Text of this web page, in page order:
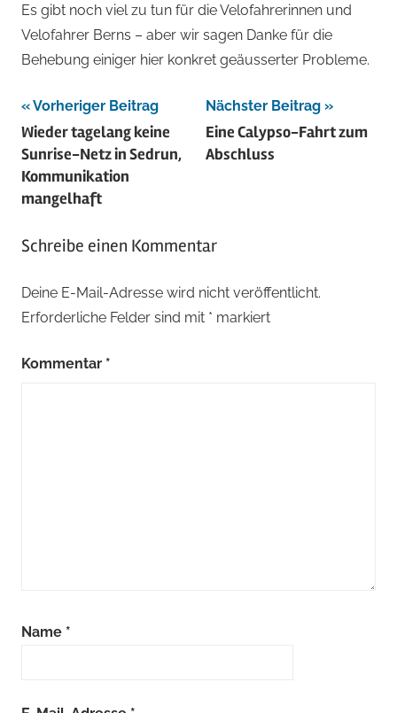
Es gibt noch viel zu tun für die Velofahrerinnen und
Velofahrer Berns – aber wir sagen Danke für die
Behebung einiger hier konkret geäusserter Probleme.
Beitragsnavigation
Vorheriger Beitrag
Wieder tagelang keine
Sunrise-Netz in Sedrun,
Kommunikation
mangelhaft
Nächster Beitrag
Eine Calypso-Fahrt zum
Abschluss
Schreibe einen Kommentar
Deine E-Mail-Adresse wird nicht veröffentlicht.
Erforderliche Felder sind mit * markiert
Kommentar *
Name *